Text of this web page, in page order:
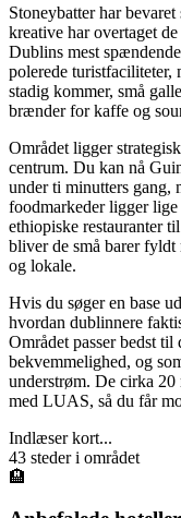
Stoneybatter har
kreative har overtaget
Dublins mest
polerede turistfaciliteter,
stadig kommer, små
brænder for kaffe og
Området ligger
centrum. Du kan nå
under ti minutters gang,
foodmarkeder ligger
ethiopiske restauranter
bliver de små barer fyldt
og lokale.
Hvis du søger en base
hvordan dublinnere
Området passer bedst
bekvemmelighed, og
understrøm. De cirka
med LUAS, så du får
Indlæser kort...
43 steder i området
🏨